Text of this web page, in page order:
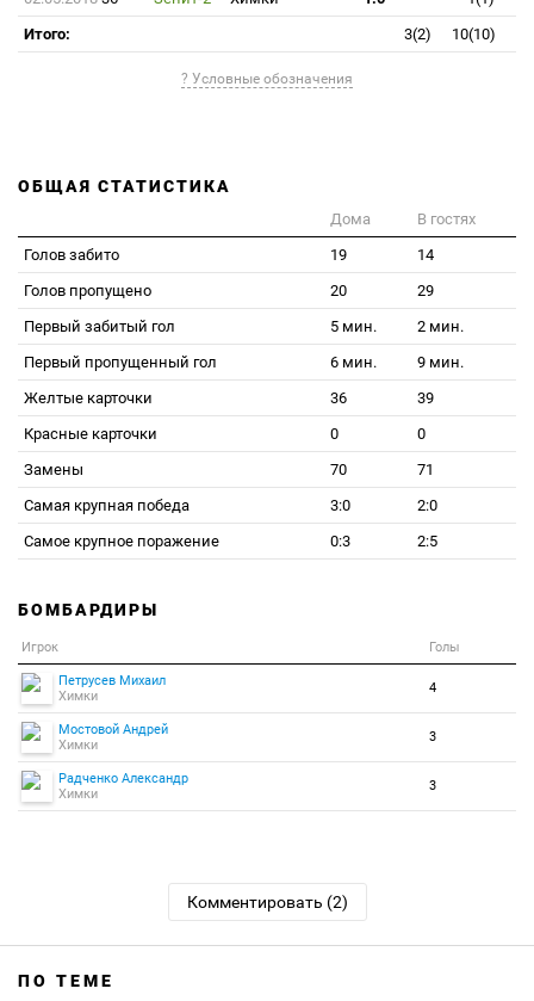
Итого:
3(2) 10(10)
? Условные обозначения
ОБЩАЯ СТАТИСТИКА
Дома
В гостях
Голов забито
19
14
Голов пропущено
20
29
Первый забитый гол
5 мин.
2 мин.
Первый пропущенный гол
6 мин.
9 мин.
Желтые карточки
36
39
Красные карточки
0
0
Замены
70
71
Самая крупная победа
3:0
2:0
Самое крупное поражение
0:3 2:5
БОМБАРДИРЫ
Игрок Голы
Петрусев Михаил
Химки
4
Мостовой Андрей
Химки
3
Радченко Александр
Химки
3
Комментировать (2)
ПО ТЕМЕ